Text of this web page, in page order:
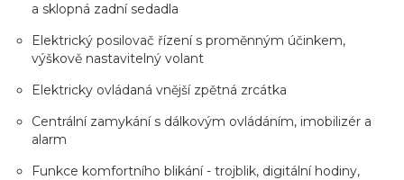
a sklopná zadní sedadla
Elektrický posilovač řízení s proměnným účinkem,
výškově nastavitelný volant
Elektricky ovládaná vnější zpětná zrcátka
Centrální zamykání s dálkovým ovládáním, imobilizér a
alarm
Funkce komfortního blikání - trojblik, digitální hodiny,